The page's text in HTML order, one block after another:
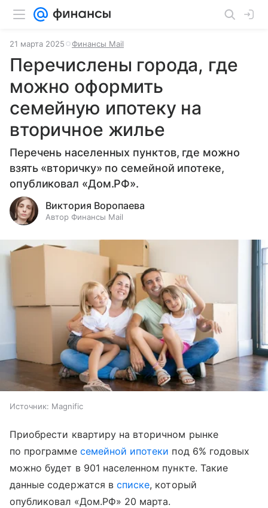
21 марта 2025 Финансы Mail
Перечислены города, где
можно оформить
семейную ипотеку на
вторичное жилье
Перечень населенных пунктов, где можно
взять «вторичку» по семейной ипотеке,
опубликовал «Дом.РФ».
Виктория Воропаева
Автор Финансы Mail
Источник: Magnific
Приобрести квартиру на вторичном рынке
по программе семейной ипотеки под 6% годовых
можно будет в 901 населенном пункте. Такие
данные содержатся в списке, который
опубликовал «Дом.РФ» 20 марта.